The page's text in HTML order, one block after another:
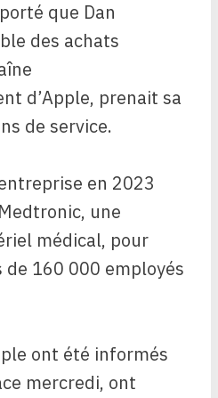
que Dan
des achats
d’Apple, prenait sa
de service.
en 2023
une
médical, pour
160 000 employés
ont été informés
mercredi, ont